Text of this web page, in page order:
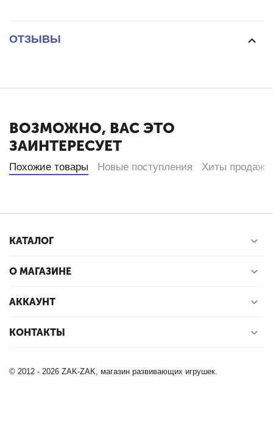
ОТЗЫВЫ
ВОЗМОЖНО, ВАС ЭТО
ЗАИНТЕРЕСУЕТ
Похожие товары Новые поступления Хиты продаж
КАТАЛОГ
О МАГАЗИНЕ
АККАУНТ
КОНТАКТЫ
© 2012 - 2026 ZAK-ZAK, магазин развивающих игрушек.